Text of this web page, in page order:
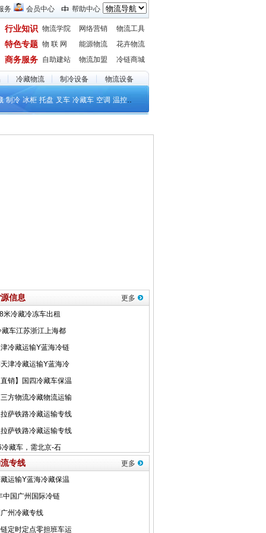
务 会员中心 帮助中心
行业知识 物流学院 网络营销 物流工具
特色专题 物 联 网 能源物流 花卉物流
商务服务 自助建站 物流加盟 冷链商城
冷藏物流 制冷设备 物流设备
制冷 冰柜 托盘 叉车 冷藏车 空调 温控
信息 更多
专线 更多